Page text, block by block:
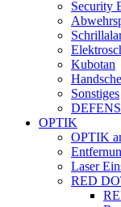
Security
Kubotan
Sonstiges
OPTIK
OPTIK
Laser
RED